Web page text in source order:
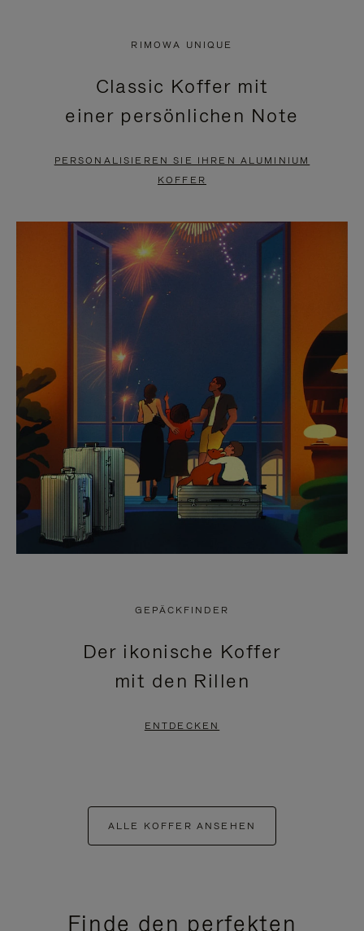
PAUSIERT,
BITTE
DRÜCKEN
ANZUHALTEN
KLICKEN
SIE
ZUM
AUFHEBEN
STUMMSCHALTUNG
RIMOWA UNIQUE
Classic Koffer mit
einer persönlichen Note
PERSONALISIEREN SIE IHREN ALUMINIUM
KOFFER
GEPÄCKFINDER
Der ikonische Koffer
mit den Rillen
ENTDECKEN
ALLE KOFFER ANSEHEN
Finde den perfekten